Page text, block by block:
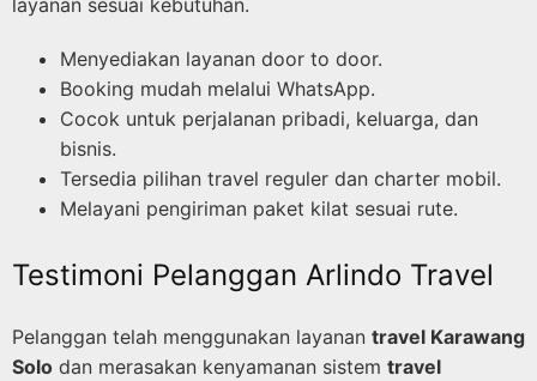
layanan sesuai kebutuhan.
Menyediakan layanan door to door.
Booking mudah melalui WhatsApp.
Cocok untuk perjalanan pribadi, keluarga, dan
bisnis.
Tersedia pilihan travel reguler dan charter mobil.
Melayani pengiriman paket kilat sesuai rute.
Testimoni Pelanggan Arlindo Travel
Pelanggan telah menggunakan layanan travel Karawang
Solo dan merasakan kenyamanan sistem travel